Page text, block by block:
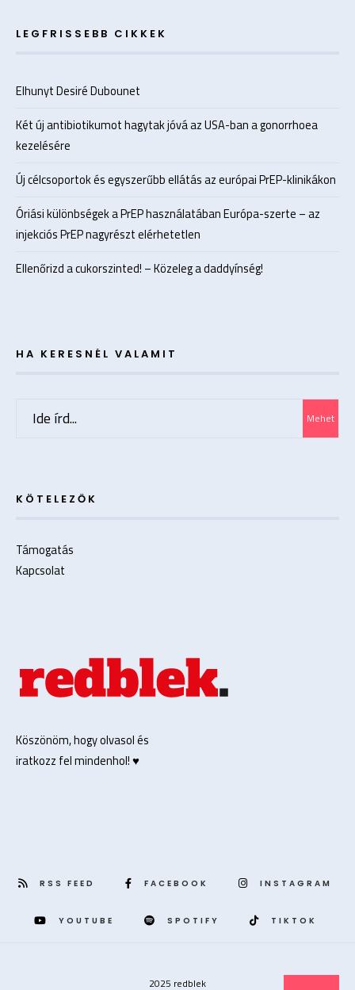
LEGFRISSEBB CIKKEK
Elhunyt Desiré Dubounet
Két új antibiotikumot hagytak jóvá az USA-ban a gonorrhoea
kezelésére
Új célcsoportok és egyszerűbb ellátás az európai PrEP-klinikákon
Óriási különbségek a PrEP használatában Európa-szerte – az
injekciós PrEP nagyrészt elérhetetlen
Ellenőrizd a cukorszinted! – Közeleg a daddyínség!
HA KERESNÉL VALAMIT
Mehet
KÖTELEZŐK
Támogatás
Kapcsolat
Köszönöm, hogy olvasol és
iratkozz fel mindenhol! ♥️
RSS FEED FACEBOOK INSTAGRAM
YOUTUBE SPOTIFY TIKTOK
2025 redblek